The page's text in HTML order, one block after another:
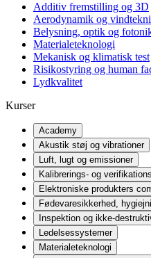
Additiv fremstilling og 3D
Aerodynamik og
Belysning, optik og
Materialeteknologi
Mekanisk og klimatisk test
Risikostyring og human
Lydkvalitet
Kurser
Academy
Akustik støj og vibrationer
Luft, lugt og emissioner
Kalibrerings- og
Elektroniske produkters
Fødevaresikkerhed,
Inspektion og ikke-
Ledelsessystemer
Materialeteknologi